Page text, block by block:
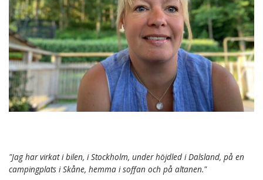
"Jag har virkat i bilen, i Stockholm, under höjdled i Dalsland, på en
campingplats i Skåne, hemma i soffan och på altanen."